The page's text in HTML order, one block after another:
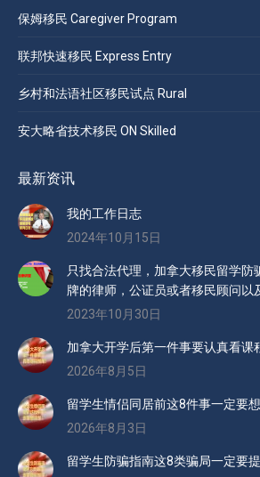
保姆移民 Caregiver Program
联邦快速移民 Express Entry
乡村和法语社区移民试点 Rural
安大略省技术移民 ON Skilled
最新资讯
我的工作日志
2024年10月15日
只找合法代理，加拿大移民留学
牌的律师，公证员或者移民顾问以
2023年10月30日
加拿大开学后第一件事要认真看课
2026年8月5日
留学生情侣同居前这8件事一定要想
2026年8月3日
留学生防骗指南这8类骗局一定要提